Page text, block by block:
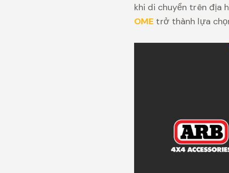
khi di chuyển trên địa
OME trở thành lựa